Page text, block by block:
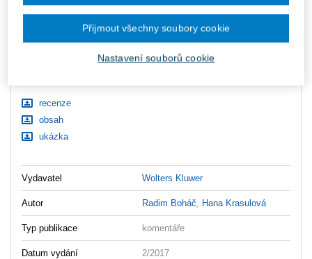
Vložit do košíku
Ceny jsou včetně DPH
recenze
obsah
ukázka
Vydavatel Wolters Kluwer
Autor Radim Boháč Hana Krasulová
Typ publikace komentáře
Datum vydání 2/2017
Nastavení souborů cookie
Přijmout všechny soubory cookie